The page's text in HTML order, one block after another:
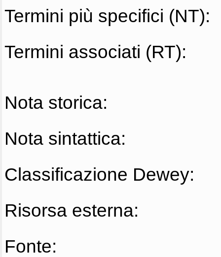
Termini più specifici (NT):
Termini associati (RT):
Nota storica:
Nota sintattica:
Classificazione Dewey:
Risorsa esterna:
Fonte: